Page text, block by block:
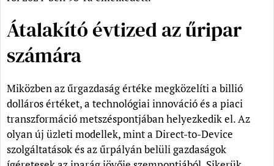
Átalakító évtized az űripar
számára
Miközben az űrgazdaság értéke megközelíti a billió
dolláros értéket, a technológiai innováció és a piaci
transzformáció metszéspontjában helyezkedik el. Az
olyan új üzleti modellek, mint a Direct-to-Device
szolgáltatások és az űrpályán belüli gazdaságok